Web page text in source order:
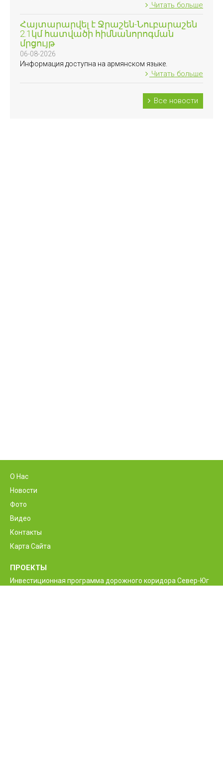
Читать больше
Հայտարարվել է Ջրաշեն-Նուբարաշեն
2.1կմ հատվածի հիմնանորոգման
մրցույթ
06-08-2026
Информация доступна на армянском языке.
Читать больше
Все новости
О Нас
Новости
Фото
Видео
Контакты
Карта Сайта
ПРОЕКТЫ
Инвестиционная программа дорожного коридора Север-Юг